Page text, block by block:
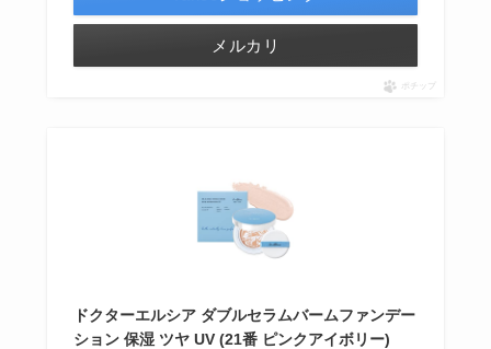
メルカリ
ポチップ
ドクターエルシア ダブルセラムバームファンデー
ション 保湿 ツヤ UV (21番 ピンクアイボリー)